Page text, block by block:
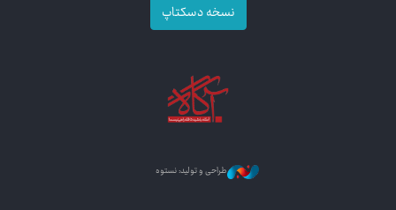
نسخه دسکتاپ
طراحی و تولید: نستوه